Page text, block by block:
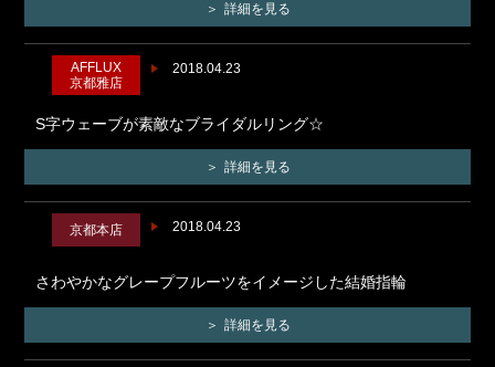
詳細を見る
2018.04.23
AFFLUX
京都雅店
S字ウェーブが素敵なブライダルリング☆
詳細を見る
2018.04.23
京都本店
さわやかなグレープフルーツをイメージした結婚指輪
詳細を見る